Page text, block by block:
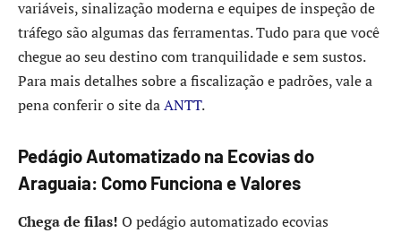
variáveis, sinalização moderna e equipes de inspeção de
tráfego são algumas das ferramentas. Tudo para que você
chegue ao seu destino com tranquilidade e sem sustos.
Para mais detalhes sobre a fiscalização e padrões, vale a
pena conferir o site daANTT.
Pedágio Automatizado na Ecovias do
Araguaia: Como Funciona e Valores
Chega de filas! O pedágio automatizado ecovias